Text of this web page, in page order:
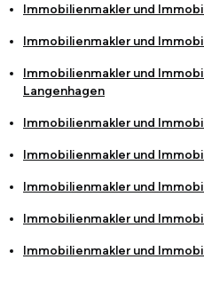
Immobilienmakler und
Immobilienmakler und
Immobilienmakler und
Langenhagen
Immobilienmakler und
Immobilienmakler und
Immobilienmakler und
Immobilienmakler und
Immobilienmakler und